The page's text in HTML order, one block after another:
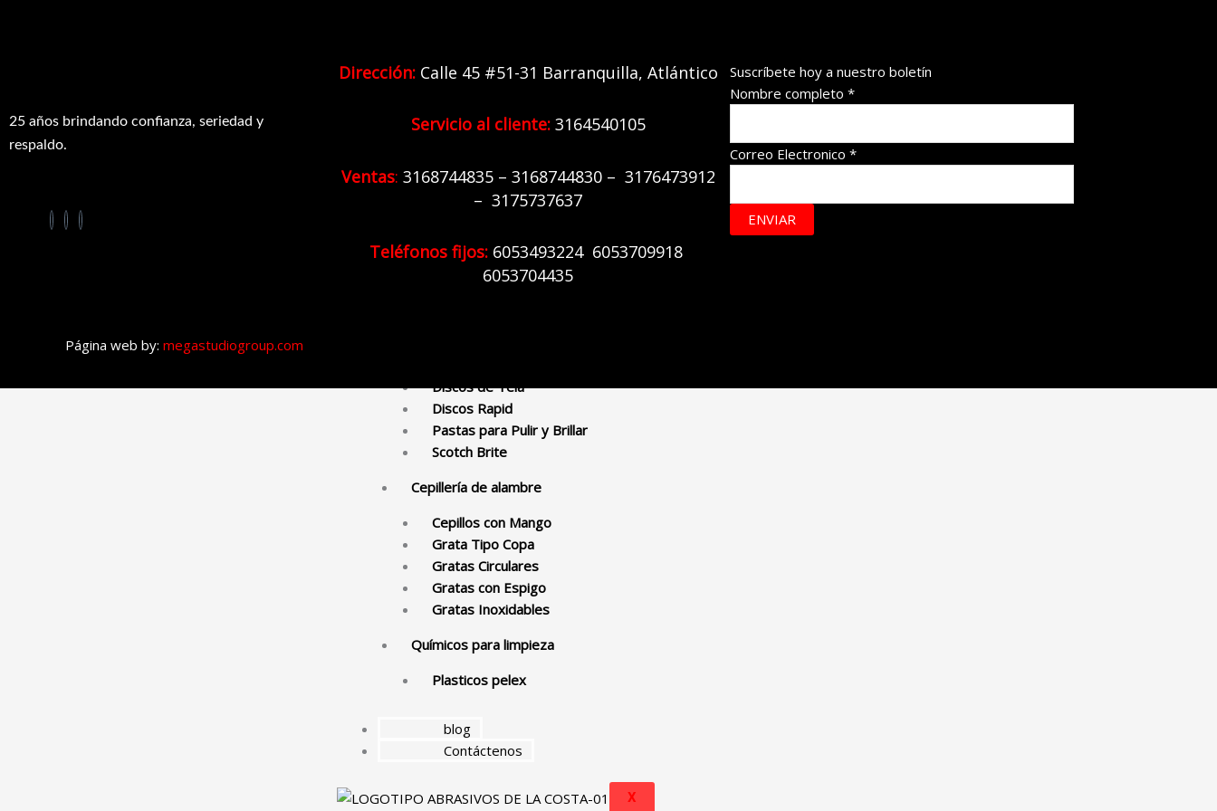
Discos P corte y Pulir
Ruedas
Segmentos
Copas de Diamante
Discos de Tela
Discos Rapid
Pastas para Pulir y Brillar
Scotch Brite
Cepillería de alambre
Cepillos con Mango
Grata Tipo Copa
Gratas Circulares
Gratas con Espigo
Gratas Inoxidables
Químicos para limpieza
Plasticos pelex
blog
Contáctenos
X
25 años brindando confianza, seriedad y
respaldo.
Dirección: Calle 45 #51-31 Barranquilla, Atlántico
Servicio al cliente:3164540105
Ventas: 3168744835 – 3168744830 – 3176473912
– 3175737637
Teléfonos fijos: 6053493224 6053709918
6053704435
Suscríbete hoy a nuestro boletín
Nombre completo *
Correo Electronico *
ENVIAR
Página web by: megastudiogroup.com